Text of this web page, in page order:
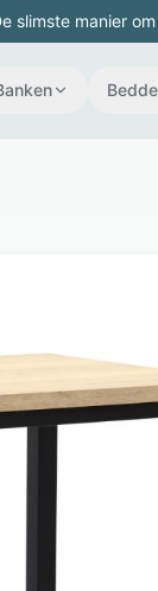
slimste manier